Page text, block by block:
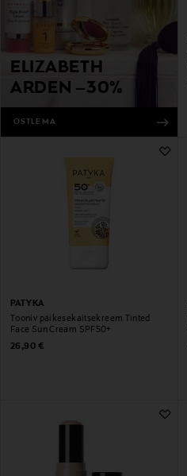
ELIZABETH
ARDEN –30%
OSTLEMA
PATYKA
Tooniv päikesekaitsekreem Tinted
Face Sun Cream SPF50+
Original Price
26,90 €